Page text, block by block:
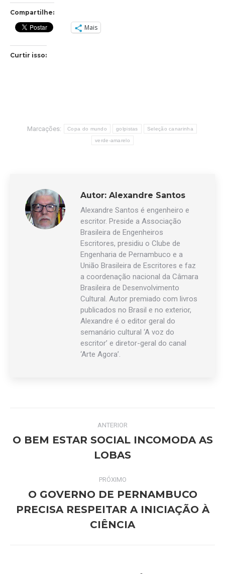
Compartilhe:
Mais
Curtir isso:
Marcações: Copa do mundo golpistas Seleção canarinha
verde-amarelo
Autor: Alexandre Santos
Alexandre Santos é engenheiro e
escritor. Preside a Associação
Brasileira de Engenheiros
Escritores, presidiu o Clube de
Engenharia de Pernambuco e a
União Brasileira de Escritores e faz
a coordenação nacional da Câmara
Brasileira de Desenvolvimento
Cultural. Autor premiado com livros
publicados no Brasil e no exterior,
Alexandre é o editor geral do
semanário cultural ‘A voz do
escritor’ e diretor-geral do canal
‘Arte Agora’.
Navegação
de
ANTERIOR
anterior:
O BEM ESTAR SOCIAL INCOMODA AS
LOBAS
PRÓXIMO
Próximo
post:
O GOVERNO DE PERNAMBUCO
PRECISA RESPEITAR A INICIAÇÃO À
CIÊNCIA